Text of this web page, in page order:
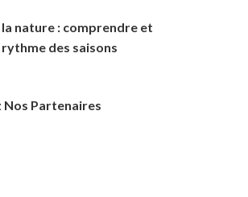
nature : comprendre et
des saisons
Nos Partenaires